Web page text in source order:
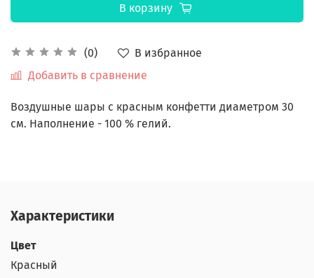
(0)
В избранное
Добавить в сравнение
В корзину
Воздушные шары с красным конфетти диаметром 30
см. Наполнение - 100 % гелий.
Характеристики
Цвет
Красный